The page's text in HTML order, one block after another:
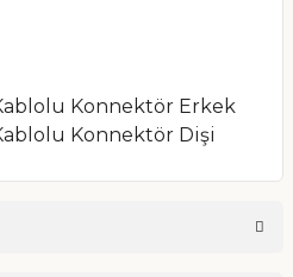
Konnektör Erkek
Konnektör Dişi